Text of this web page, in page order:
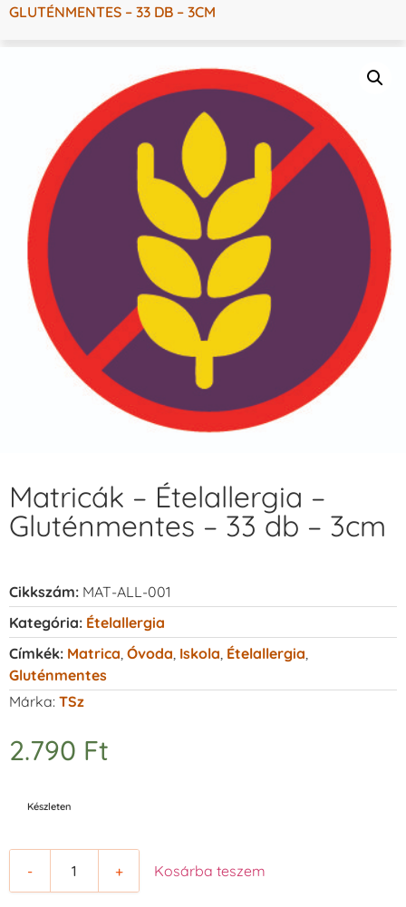
GLUTÉNMENTES – 33 DB – 3CM
Matricák – Ételallergia –
Gluténmentes – 33 db – 3cm
Cikkszám: MAT-ALL-001
Kategória: Ételallergia
Címkék: Matrica Óvoda Iskola Ételallergia
Gluténmentes
Márka: TSz
2.790 Ft
Készleten
- + Kosárba teszem